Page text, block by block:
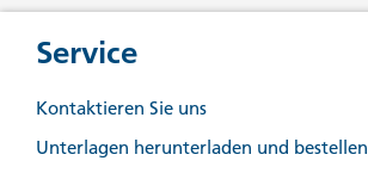
Service
Kontaktieren Sie uns
Unterlagen herunterladen und bestellen